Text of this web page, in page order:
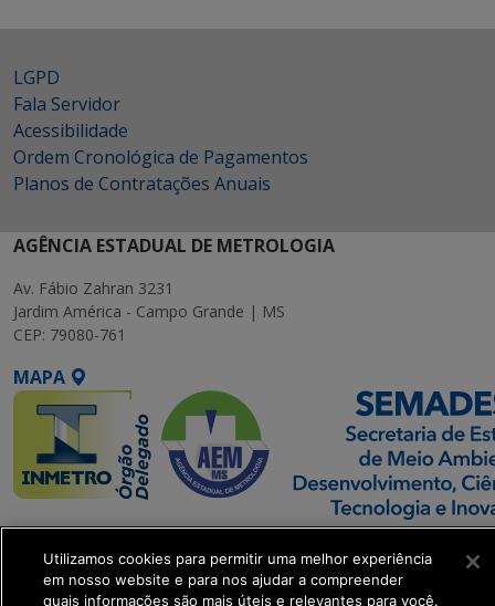
LGPD
Fala Servidor
Acessibilidade
Ordem Cronológica de Pagamentos
Planos de Contratações Anuais
AGÊNCIA ESTADUAL DE METROLOGIA
Av. Fábio Zahran 3231
Jardim América - Campo Grande | MS
CEP: 79080-761
MAPA
SETDIG | Secretaria-
Executiva de
Transformação Digital
Utilizamos cookies para permitir uma melhor experiência
em nosso website e para nos ajudar a compreender
quais informações são mais úteis e relevantes para você.